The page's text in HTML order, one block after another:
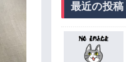
最近の投稿